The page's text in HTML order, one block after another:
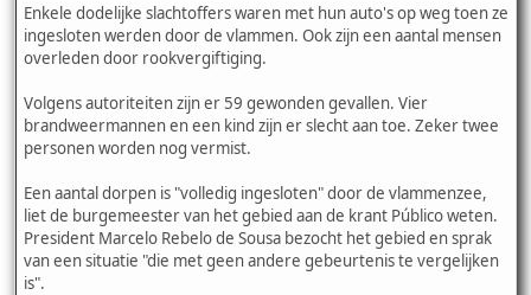
Enkele dodelijke slachtoffers waren met hun auto's op weg toen ze
ingesloten werden door de vlammen. Ook zijn een aantal mensen
overleden door rookvergiftiging.
Volgens autoriteiten zijn er 59 gewonden gevallen. Vier
brandweermannen en een kind zijn er slecht aan toe. Zeker twee
personen worden nog vermist.
Een aantal dorpen is "volledig ingesloten" door de vlammenzee,
liet de burgemeester van het gebied aan de krant Público weten.
President Marcelo Rebelo de Sousa bezocht het gebied en sprak
van een situatie "die met geen andere gebeurtenis te vergelijken
is".